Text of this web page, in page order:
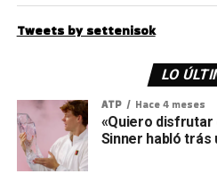
Tweets by settenisok
LO
ATP Hace 4 meses
«Quiero
Sinner habló trás